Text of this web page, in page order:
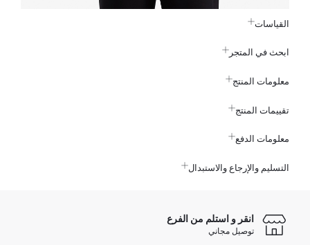
القياسات
ابحث في المتجر
معلومات المنتج
تقييمات المنتج
معلومات الدفع
التسليم والإرجاع والاستبدال
انقر و استلم من الفرع
توصيل مجاني